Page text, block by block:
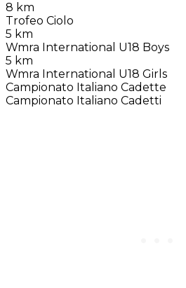
8 km
Trofeo Ciolo
5 km
Wmra International U18 Boys
5 km
Wmra International U18 Girls
Campionato Italiano Cadette
Campionato Italiano Cadetti